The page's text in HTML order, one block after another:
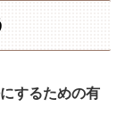
するための有